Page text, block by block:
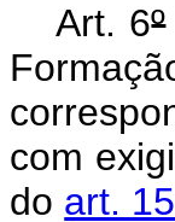
Art. 6º
com
do art.